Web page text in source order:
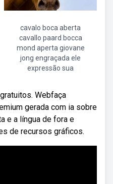
cavalo boca aberta
cavallo paard bocca
mond aperta giovane
jong engraçada ele
expressão sua
Webfaça
gerada com ia sobre
e a língua de fora e
de recursos gráficos.